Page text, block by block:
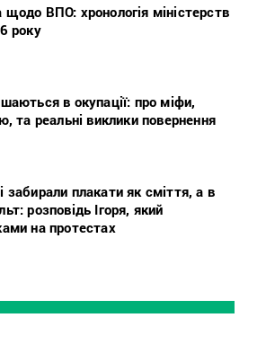
ВПО: хронологія міністерств
року
в окупації: про міфи,
та реальні виклики повернення
забирали плакати як сміття, а в
розповідь Ігоря, який
на протестах